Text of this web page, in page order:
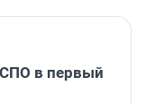
в первый